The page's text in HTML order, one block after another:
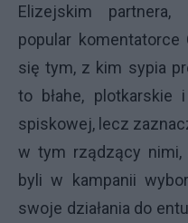
Elizejskim partnera,
popular komentatorce
się tym, z kim sypia
to błahe, plotkarskie
spiskowej, lecz
w tym rządzący nimi,
byli w kampanii
swoje działania do